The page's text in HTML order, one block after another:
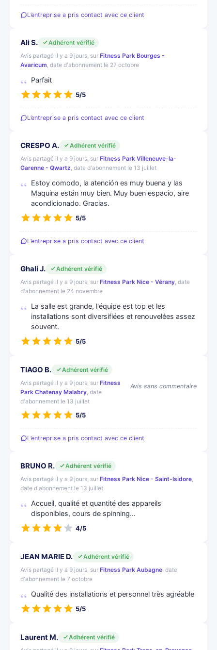
L’entreprise a pris contact avec ce client
Ali S.
Adhérent vérifié
Avis partagé il y a 9 jours, sur Fitness Park Bourges -
Avaricum, date d'abonnement le 27 octobre
Parfait
5/5
L’entreprise a pris contact avec ce client
CRESPO A.
Adhérent vérifié
Avis partagé il y a 9 jours, sur Fitness Park Villeneuve-la-
Garenne - Qwartz, date d'abonnement le 13 juillet
Estoy comodo, la atención es muy buena y las
Maquina están muy bien. Muy buen espacio, aire
acondicionado. Gracias.
5/5
L’entreprise a pris contact avec ce client
Ghali J.
Adhérent vérifié
Avis partagé il y a 9 jours, sur Fitness Park Nice - Vérany, date
d'abonnement le 24 novembre
La salle est grande, l'équipe est top et les
installations sont diversifiées et renouvelées assez
souvent.
5/5
TIAGO B.
Adhérent vérifié
Avis partagé il y a 9 jours, sur Fitness
Park Chatenay Malabry, date
d'abonnement le 13 juillet
Avis sans commentaire
5/5
L’entreprise a pris contact avec ce client
BRUNO R.
Adhérent vérifié
Avis partagé il y a 9 jours, sur Fitness Park Nice - Saint-Isidore,
date d'abonnement le 13 juillet
Accueil, qualité et quantité des appareils
disponibles, cours de spinning...
4/5
JEAN MARIE D.
Adhérent vérifié
Avis partagé il y a 9 jours, sur Fitness Park Aubagne, date
d'abonnement le 7 octobre
Qualité des installations et personnel très agréable
5/5
Laurent M.
Adhérent vérifié